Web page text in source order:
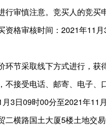
行审慎注意。竞买人的竞
格审核时间：2021年11
环节采取线下方式进行，
接受电话、邮寄、电子、
月3日09时00分至2021年
二横路国土大厦5楼土地交易